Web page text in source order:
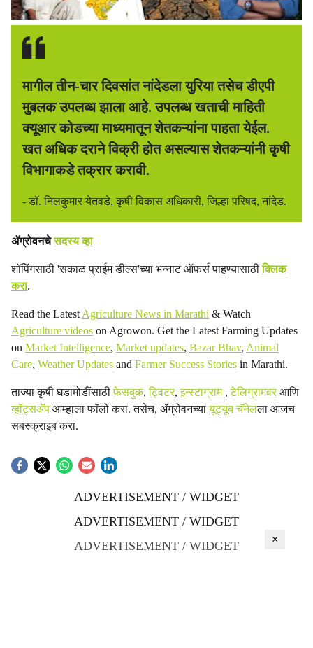
मागील तीन-चार दिवसांत नांदेडला युरिया तसेच डीएपी
मुबलक उपलब्ध झाला आहे. उपलब्ध खताची माहिती
क्यूआर कोडच्या माध्यमातून शेतकऱ्यांना पाहता येईल.
खत अधिक दराने विक्री होत असल्यास शेतकऱ्यांनी कृषी
विभागाकडे तक्रार करावी.
- डॉ. निलकुमार येतवडे, कृषी विकास अधिकारी, जिल्हा परिषद, नांदेड.
ॲग्रोवनचेसदस्य व्हा
शॉपिंगसाठी 'सकाळ प्राईम डील्स'च्या भन्नाट ऑफर्स पाहण्यासाठीक्लिक
करा.
Read the Latest Agriculture News in Marathi & Watch
Agriculture videos on Agrowon. Get the Latest Farming Updates
on Market Intelligence, Market updates, Bazar Bhav, Animal
Care, Weather Updates and Farmer Success Stories in Marathi.
ताज्या कृषी घडामोडींसाठीफेसबुक,ट्विटर,इन्स्टाग्राम ,टेलिग्रामवरआणि
व्हॉट्सॲप आम्हाला फॉलो करा. तसेच, ॲग्रोवनच्यायूट्यूब चॅनेलला आजच
सबस्क्राइब करा.
ADVERTISEMENT / WIDGET
ADVERTISEMENT / WIDGET
ADVERTISEMENT / WIDGET
×